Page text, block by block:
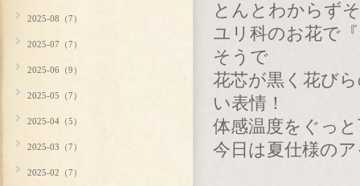
とんとわからず
ユリ科のお花で
そうで
花芯が黒く花び
い表情！
体感温度をぐっ
今日は夏仕様の
2025-08（7）
2025-07（7）
2025-06（9）
2025-05（7）
2025-04（5）
2025-03（7）
2025-02（7）